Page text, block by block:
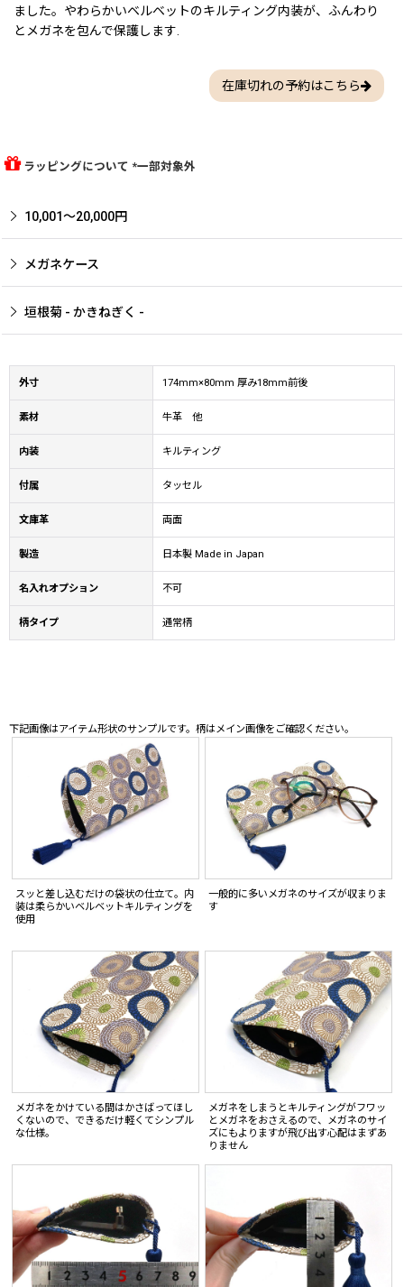
ました。やわらかいベルベットのキルティング内装が、ふんわり
とメガネを包んで保護します.
在庫切れの予約はこちら
ラッピングについて *一部対象外
10,001〜20,000円
メガネケース
垣根菊 - かきねぎく -
外寸 174mm×80mm 厚み18mm前後
素材 牛革 他
内装 キルティング
付属 タッセル
文庫革 両面
製造 日本製 Made in Japan
名入れオプション 不可
柄タイプ 通常柄
下記画像はアイテム形状のサンプルです。柄はメイン画像をご確認ください。
スッと差し込むだけの袋状の仕立て。内
装は柔らかいベルベットキルティングを
使用
一般的に多いメガネのサイズが収まりま
す
メガネをかけている間はかさばってほし
くないので、できるだけ軽くてシンプル
な仕様。
メガネをしまうとキルティングがフワッ
とメガネをおさえるので、メガネのサイ
ズにもよりますが飛び出す心配はまずあ
りません